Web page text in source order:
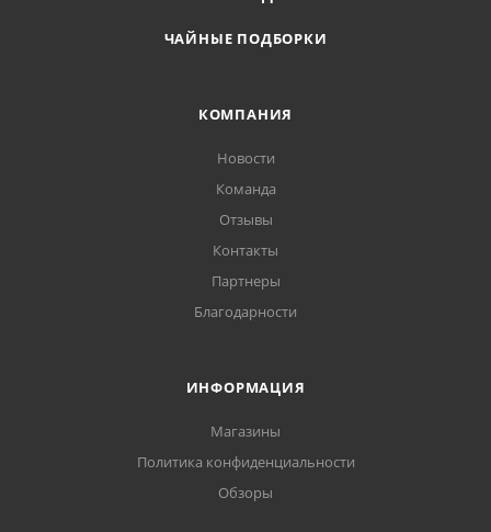
ЧАЙНЫЕ ПОДБОРКИ
КОМПАНИЯ
Новости
Команда
Отзывы
Контакты
Партнеры
Благодарности
ИНФОРМАЦИЯ
Магазины
Политика конфиденциальности
Обзоры